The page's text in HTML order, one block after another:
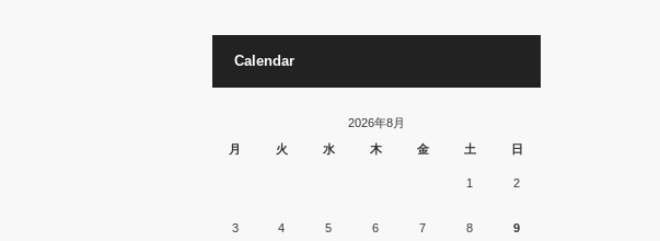
Calendar
2026年8月
月
火 水 木 金 土 日
1 2
3 4 5 6 7 8 9